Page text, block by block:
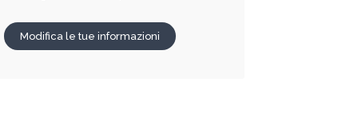
Modifica le tue informazioni